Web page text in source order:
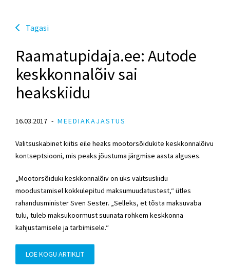
Tagasi
Raamatupidaja.ee: Autode
keskkonnalõiv sai
heakskiidu
16.03.2017 MEEDIAKAJASTUS
Valitsuskabinet kiitis eile heaks mootorsõidukite keskkonnalõivu
kontseptsiooni, mis peaks jõustuma järgmise aasta alguses.
„Mootorsõiduki keskkonnalõiv on üks valitsusliidu
moodustamisel kokkulepitud maksumuudatustest,“ ütles
rahandusminister Sven Sester. „Selleks, et tõsta maksuvaba
tulu, tuleb maksukoormust suunata rohkem keskkonna
kahjustamisele ja tarbimisele.“
LOE KOGU ARTIKLIT